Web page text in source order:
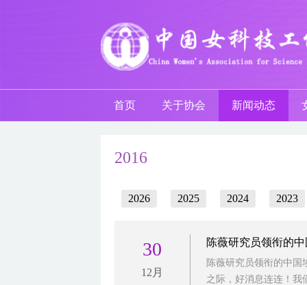
首页 关于协会 新闻动态
2016
2026 2025 2024 2023
30
12月
陈薇研究员领衔的
陈薇研究员领衔的中国
之际，好消息连连！我